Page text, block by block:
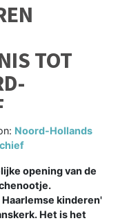
TOT
Noord-Hollands
opening van de
kinderen'
Het is het